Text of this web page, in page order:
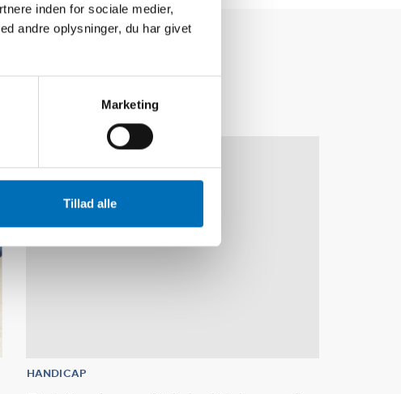
inden for sociale medier,
andre oplysninger, du har givet
Marketing
Tillad alle
NOV 2026
HANDICAP